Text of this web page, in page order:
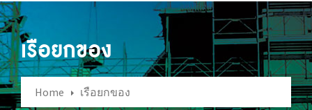
เรือยกของ
Home เรือยกของ